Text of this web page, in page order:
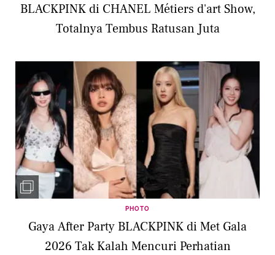
BLACKPINK di CHANEL Métiers d'art Show,
Totalnya Tembus Ratusan Juta
PHOTO
Gaya After Party BLACKPINK di Met Gala
2026 Tak Kalah Mencuri Perhatian